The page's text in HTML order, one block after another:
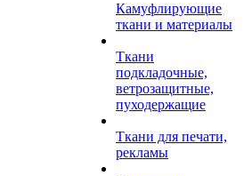
Камуфлирующие
ткани и материалы
Ткани
подкладочные,
ветрозащитные,
пуходержащие
Ткани для печати,
рекламы